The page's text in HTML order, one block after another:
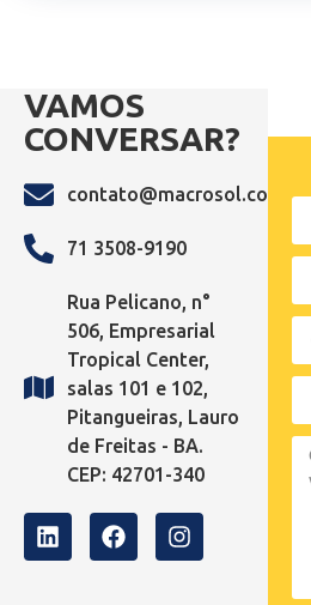
VAMOS
CONVERSAR?
contato@macrosol.com.br
71 3508-9190
Rua Pelicano, n°
506, Empresarial
Tropical Center,
salas 101 e 102,
Pitangueiras, Lauro
de Freitas - BA.
CEP: 42701-340